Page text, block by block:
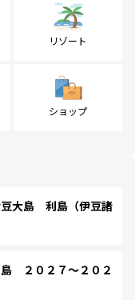
リゾート
ショップ
大島 利島（伊豆諸
２０２７～２０２